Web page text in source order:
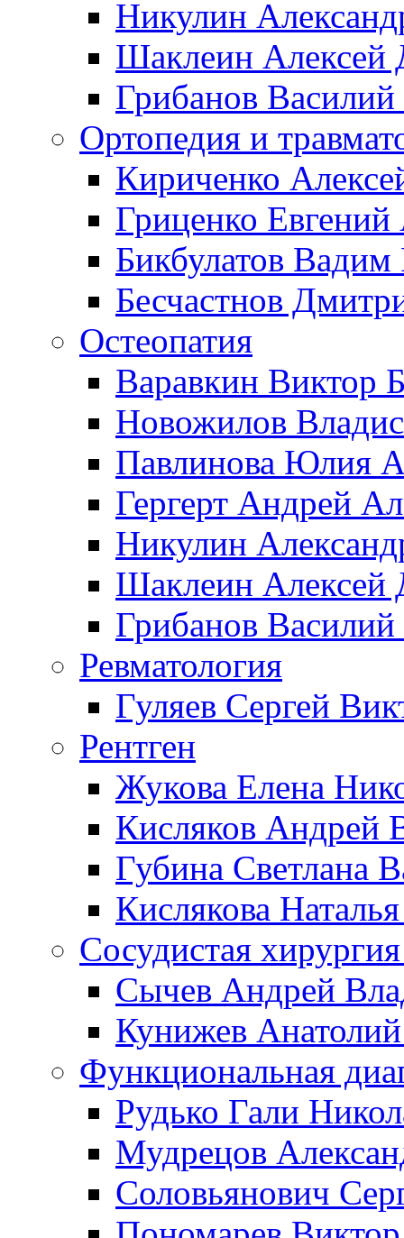
Никулин
Шаклеин Алексей
Грибанов Василий
Ортопедия и
Кириченко
Гриценко Евгений
Бикбулатов Вадим
Бесчастнов
Остеопатия
Варавкин Виктор
Новожилов
Павлинова Юлия
Гергерт Андрей
Никулин
Шаклеин Алексей
Грибанов Василий
Ревматология
Гуляев Сергей
Рентген
Жукова Елена
Кисляков Андрей
Губина Светлана
Кислякова
Сосудистая
Сычев Андрей
Кунижев
Функциональная
Рудько Гали
Мудрецов
Соловьянович